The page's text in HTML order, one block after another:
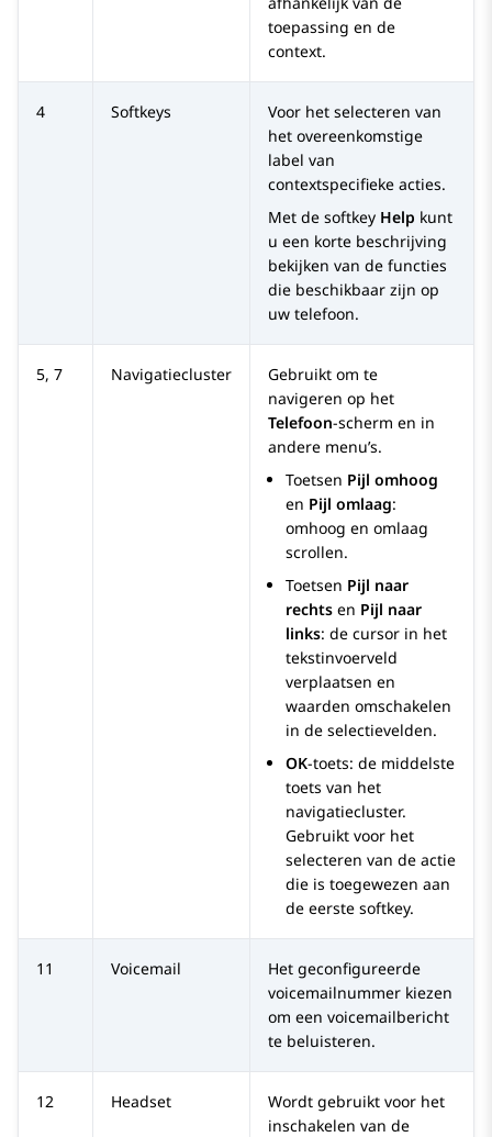
toepassing en de
context.
4 Softkeys
Voor het selecteren van
het overeenkomstige
label van
contextspecifieke acties.
Met de softkey Help kunt
u een korte beschrijving
bekijken van de functies
die beschikbaar zijn op
uw telefoon.
5, 7 Navigatiecluster
Gebruikt om te
navigeren op het
Telefoon-scherm en in
andere menu’s.
Toetsen Pijl omhoog
en Pijl omlaag:
omhoog en omlaag
scrollen.
Toetsen Pijl naar
rechts en Pijl naar
links: de cursor in het
tekstinvoerveld
verplaatsen en
waarden omschakelen
in de selectievelden.
OK-toets: de middelste
toets van het
navigatiecluster.
Gebruikt voor het
selecteren van de actie
die is toegewezen aan
de eerste softkey.
11 Voicemail
Het geconfigureerde
voicemailnummer kiezen
om een voicemailbericht
te beluisteren.
12 Headset
Wordt gebruikt voor het
inschakelen van de